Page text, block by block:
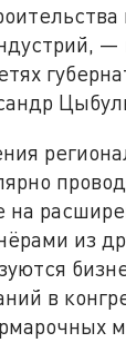
—
на
из
в